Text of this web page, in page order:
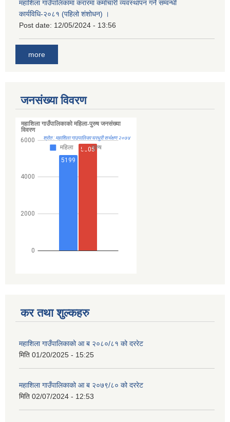
महाशिला गाउँपालिकामा करारमा कर्माचारी व्यवस्थापन गर्ने सम्वन्धी
कार्यविधि-२०८१ (पहिलो शंशोधन) ।
Post date: 12/05/2024 - 13:56
more
जनसंख्या विवरण
कर तथा शुल्कहरु
महाशिला गाउँपालिकाको आ ब २०८०/८१ को दररेट
मिति 01/20/2025 - 15:25
महाशिला गाउँपालिकाको आ ब २०७९/८० को दररेट
मिति 02/07/2024 - 12:53